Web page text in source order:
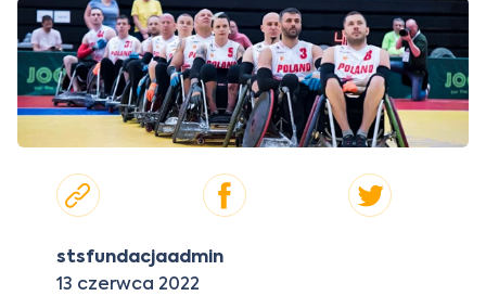
stsfundacjaadmin
13 czerwca 2022